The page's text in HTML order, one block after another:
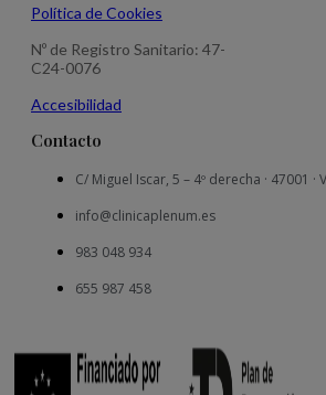
Política de Cookies
Nº de Registro Sanitario: 47-
C24-0076
Accesibilidad
Contacto
C/ Miguel Iscar, 5 – 4º derecha · 47001 ·
info@clinicaplenum.es
983 048 934
655 987 458